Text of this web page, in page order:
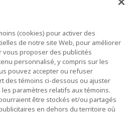
services
(cookies) pour activer des
de notre site Web, pour améliorer
vous proposer des publicités
personnalisé, y compris sur les
pouvez accepter ou refuser
des témoins ci-dessous ou ajuster
paramètres relatifs aux témoins.
être stockés et/ou partagés
en dehors du territoire où